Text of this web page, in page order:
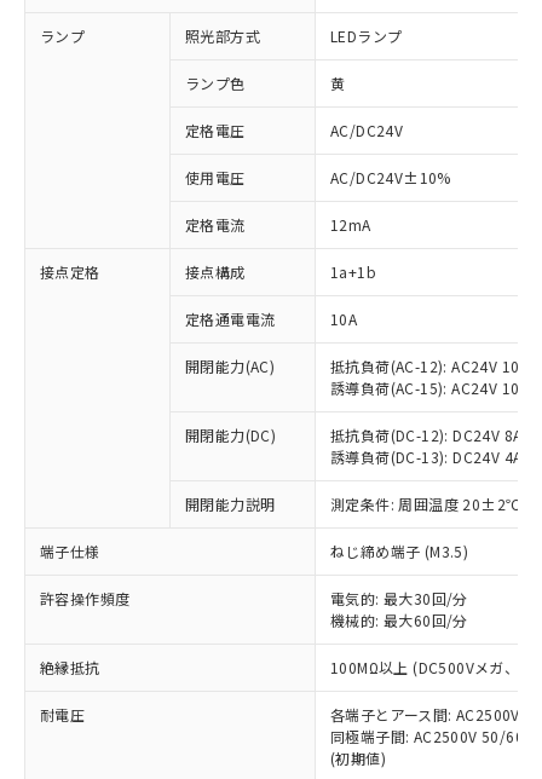
ランプ 照光部方式 LEDランプ
ランプ色 黄
定格電圧 AC/DC24V
使用電圧 AC/DC24V±10%
定格電流 12mA
接点定格 接点構成 1a+1b
定格通電電流 10A
開閉能力(AC)
抵抗負荷(AC-12): AC24V 10A/
誘導負荷(AC-15): AC24V
開閉能力(DC)
抵抗負荷(DC-12): DC24V 8A/
誘導負荷(DC-13): DC24V 4A/
開閉能力説明 測定条件: 周囲温度 20±2℃、
端子仕様 ねじ締め端子 (M3.5)
許容操作頻度
電気的: 最大30回/分
機械的: 最大60回/分
絶縁抵抗 100MΩ以上 (DC500Vメガ、点
耐電圧
各端子とアース間: AC2500V
同極端子間: AC2500V 50/
(初期値)
ご利用条件
ご利用ください。
本サービスは、当社制御機器事業取扱
商品の当社在庫状況および標準価格
(税抜)を提供させていただくもので
当社制御機器事業取扱商品の中には、
本サービスの対象外となる商品もある
ことをご了承ください。
在庫状況および標準価格照会結果は、
対応済み：EU RoHS指令（10物質）の
非含有に対応した製品が提供可能な商品で
対応予定：EU RoHS指令（10物質）の非含
有に対応した製品に切り替える予定のある
対応予定なし：EU RoHS指令（10物質）の
非含有に非対応の商品で、対応品を出す予
定はありません。
調査・確認中：EU RoHS指令（10物質）の
非含有の対応状況を調査中または確認中の
害物質有無と関係のない商品です。
仕入先様の事情により、非含有部品として
いたものが、含有品と判明した場合などや
むを得ず変更することがあります。
※1 中国RoHS○×表
「○」：最大均質材料含有率が中国RoHSの
基準値以下であることを示します。
「×」：最大均質材料含有率が中国RoHSの
基準値を超えていることを示します。
「－」：未確認です。当社販売部門へお問
当社は、これら貴社製品のうち、外国
為替および外国貿易法に定める商品